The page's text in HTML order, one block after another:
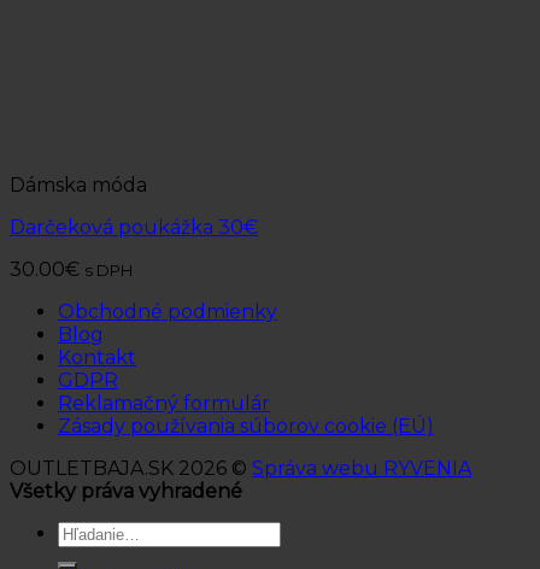
Dámska móda
Darčeková poukážka 30€
30.00€ s DPH
Obchodné podmienky
Blog
Kontakt
GDPR
Reklamačný formulár
Zásady používania súborov cookie (EÚ)
OUTLETBAJA.SK 2026 © Správa webu RYVENIA
Všetky práva vyhradené
Hľadať: